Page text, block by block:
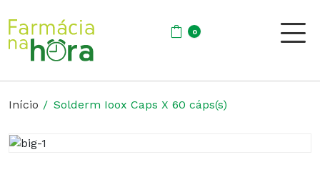
0
Início Solderm Ioox Caps X 60 cáps(s)